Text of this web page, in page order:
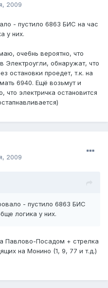
2009
- пустило 6863 БИС на час
у них.
оче6нь вероятно, что
Электроугли, обнаружат, что
остановки проедет, т.к. на
6940. Ещё возьмут и
что электричка остановится
2009
- пустило 6863 БИС
логика у них.
Павлово-Посадом + стрелка
на Монино (1, 9, 77 и т.д.)